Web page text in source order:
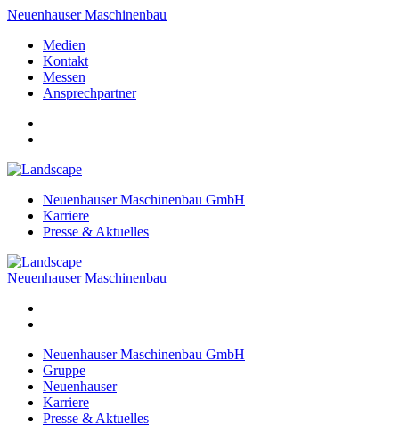
Neuenhauser Maschinenbau
Medien
Kontakt
Messen
Ansprechpartner
Neuenhauser Maschinenbau GmbH
Karriere
Presse & Aktuelles
Neuenhauser Maschinenbau
Neuenhauser Maschinenbau GmbH
Gruppe
Neuenhauser
Karriere
Presse & Aktuelles